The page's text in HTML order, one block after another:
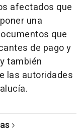
afectados que
una
que
de pago y
también
las autoridades